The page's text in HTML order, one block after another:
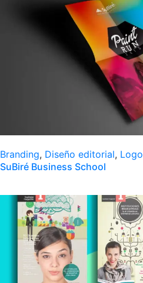
Branding, Diseño editorial, Logo
SuBiré Business School